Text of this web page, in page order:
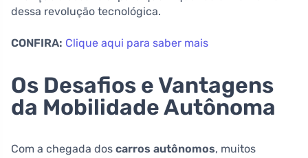
dessa revolução tecnológica.
CONFIRA: Clique aqui para saber mais
Os Desafios e Vantagens
da Mobilidade Autônoma
Com a chegada dos carros autônomos, muitos